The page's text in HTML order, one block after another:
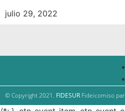
julio 29, 2022
© Copyright 2021. FIDESUR Fideicomiso